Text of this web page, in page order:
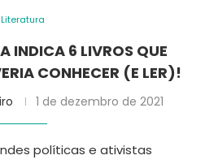
Literatura
INDICA 6 LIVROS QUE
CONHECER (E LER)!
1 de dezembro de 2021
políticas e ativistas